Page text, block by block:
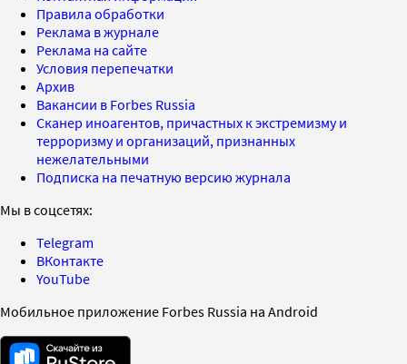
Правила обработки
Реклама в журнале
Реклама на сайте
Условия перепечатки
Архив
Вакансии в Forbes Russia
Сканер иноагентов, причастных к экстремизму и
терроризму и организаций, признанных
нежелательными
Подписка на печатную версию журнала
Мы в соцсетях:
Telegram
ВКонтакте
YouTube
Мобильное приложение Forbes Russia на Android